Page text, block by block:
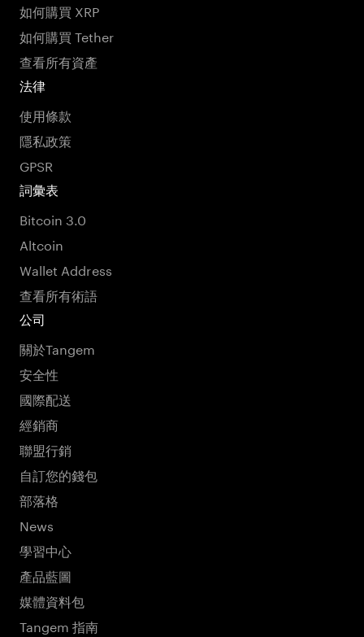
如何購買 XRP
如何購買 Tether
查看所有資產
法律
使用條款
隱私政策
GPSR
詞彙表
Bitcoin 3.0
Altcoin
Wallet Address
查看所有術語
公司
關於Tangem
安全性
國際配送
經銷商
聯盟行銷
自訂您的錢包
部落格
News
學習中心
產品藍圖
媒體資料包
Tangem 指南